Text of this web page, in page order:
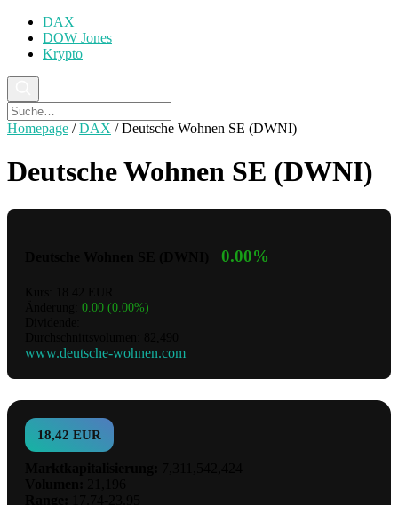
DAX
DOW Jones
Krypto
Homepage /DAX /Deutsche Wohnen SE (DWNI)
Deutsche Wohnen SE (DWNI)
0.00%
0.00 (0.00%)
www.deutsche-wohnen.com
18,42 EUR